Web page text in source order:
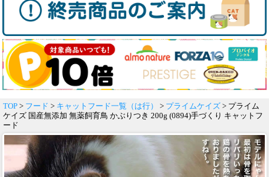
TOP > フード > キャットフード一覧（は行） > プライムケイズ > プライム
ケイズ 国産無添加 無薬飼育鳥 かぶりつき 200g (0894)手づくり キャットフ
ード